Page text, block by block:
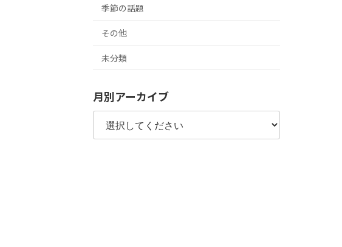
季節の話題
その他
未分類
月別アーカイブ